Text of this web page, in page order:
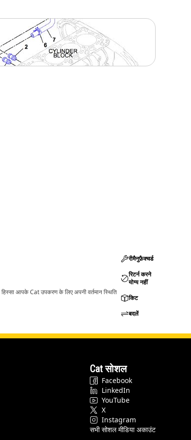
आपके Cat उपकरण के लिए अपनी वर्तमान स्थिति
रीमैनुफ़ैक्चर्ड
रिटर्न करने
योग्य नहीं
किट
बदलें
Cat सोशल
Facebook
LinkedIn
YouTube
X
Instagram
सभी सोशल मीडिया अकाउंट